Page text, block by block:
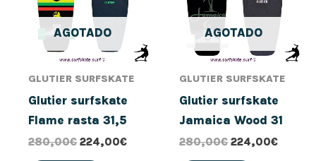
AGOTADO
GLUTIER SURFSKATE
Glutier surfskate
Flame rasta 31,5
280,00€ 224,00€
AGOTADO
GLUTIER SURFSKATE
Glutier surfskate
Jamaica Wood 31
280,00€ 224,00€